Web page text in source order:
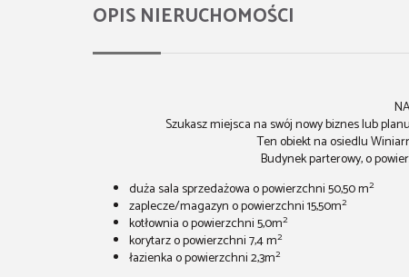
OPIS NIERUCHOMOŚCI
Szukasz miejsca na swój nowy biznes lub
Ten obiekt na osiedlu
Budynek parterowy, o
duża sala sprzedażowa o powierzchni 50,50 m2
zaplecze/magazyn o powierzchni 15,50m2
kotłownia o powierzchni 5,0m2
korytarz o powierzchni 7,4 m2
łazienka o powierzchni 2,3m2